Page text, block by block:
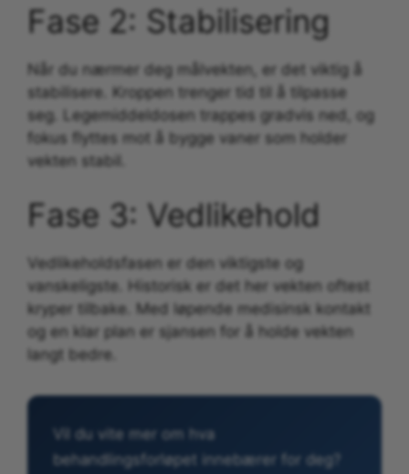
Fase 2: Stabilisering
Når du nærmer deg målvekten, er det viktig å
stabilisere. Kroppen trenger tid til å tilpasse
seg. Legemiddeldosen trappes gradvis ned, og
fokus flyttes mot å bygge vaner som holder
vekten stabil.
Fase 3: Vedlikehold
Vedlikeholdsfasen er den viktigste og
vanskeligste. Historisk er det her vekten oftest
kryper tilbake. Med løpende medisinsk kontakt
og en klar plan er sjansen for å holde vekten
langt bedre.
Vil du vite mer om hva
behandlingsforløpet innebærer for deg?